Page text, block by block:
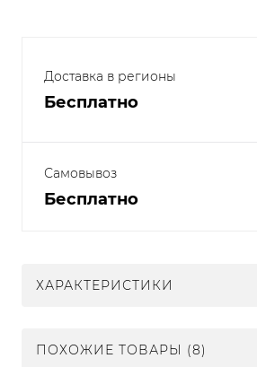
Доставка в регионы
Бесплатно
Самовывоз
Бесплатно
ХАРАКТЕРИСТИКИ
ПОХОЖИЕ ТОВАРЫ (8)